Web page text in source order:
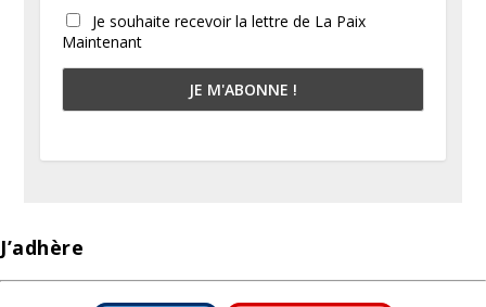
Je souhaite recevoir la lettre de La Paix
Maintenant
J’adhère